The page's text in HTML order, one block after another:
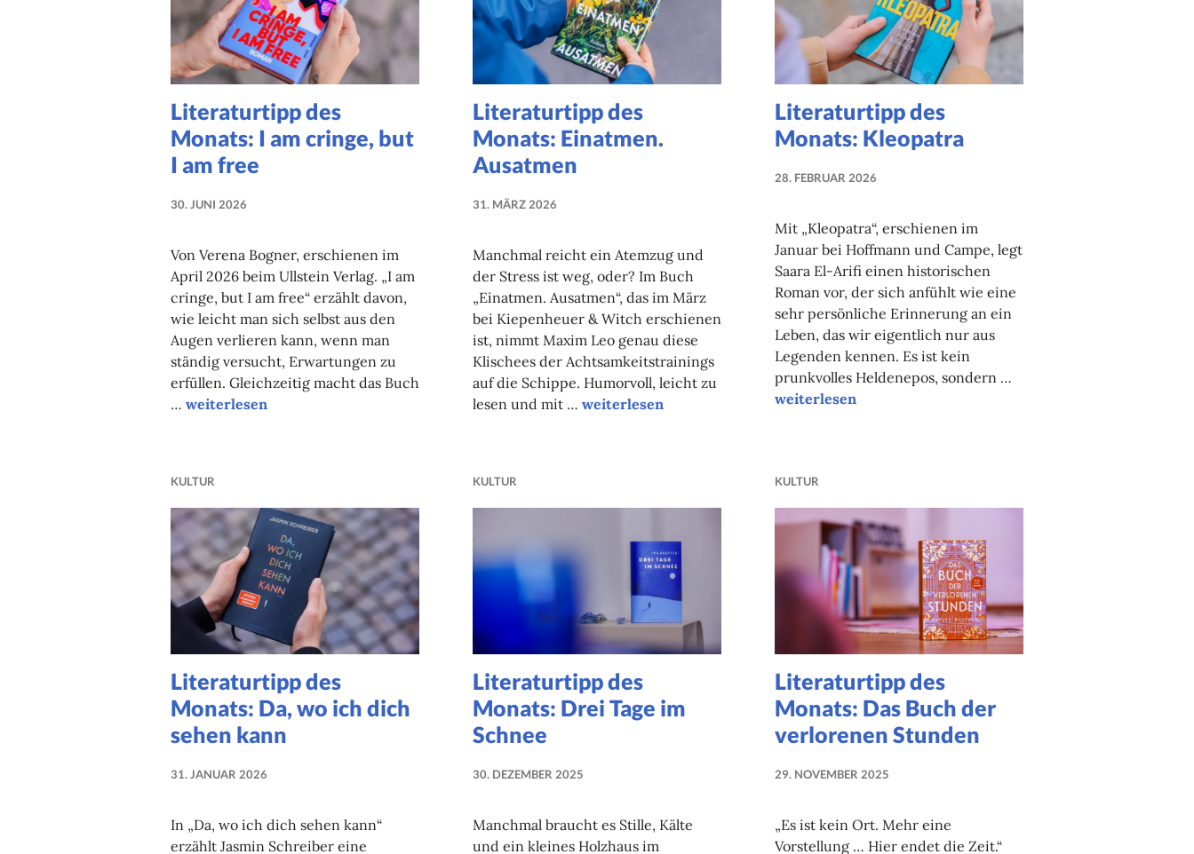
Literaturtipp des
Monats: I am cringe, but
I am free
30. JUNI 2026
Von Verena Bogner, erschienen im
April 2026 beim Ullstein Verlag. „I am
cringe, but I am free“ erzählt davon,
wie leicht man sich selbst aus den
Augen verlieren kann, wenn man
ständig versucht, Erwartungen zu
erfüllen. Gleichzeitig macht das Buch
… Literaturtipp des Monats: I am cringe, but I am free
weiterlesen
Literaturtipp des
Monats: Einatmen.
Ausatmen
31. MÄRZ 2026
Manchmal reicht ein Atemzug und
der Stress ist weg, oder? Im Buch
„Einatmen. Ausatmen“, das im März
bei Kiepenheuer & Witch erschienen
ist, nimmt Maxim Leo genau diese
Klischees der Achtsamkeitstrainings
auf die Schippe. Humorvoll, leicht zu
lesen und mit … Literaturtipp des Monats: Einatmen. Ausatmen
weiterlesen
Literaturtipp des
Monats: Kleopatra
28. FEBRUAR 2026
Mit „Kleopatra“, erschienen im
Januar bei Hoffmann und Campe, legt
Saara El-Arifi einen historischen
Roman vor, der sich anfühlt wie eine
sehr persönliche Erinnerung an ein
Leben, das wir eigentlich nur aus
Legenden kennen. Es ist kein
prunkvolles Heldenepos, sondern …
Literaturtipp des Monats: Kleopatra
weiterlesen
KULTUR
Literaturtipp des
Monats: Da, wo ich dich
sehen kann
31. JANUAR 2026
In „Da, wo ich dich sehen kann“
erzählt Jasmin Schreiber eine
KULTUR
Literaturtipp des
Monats: Drei Tage im
Schnee
30. DEZEMBER 2025
Manchmal braucht es Stille, Kälte
und ein kleines Holzhaus im
KULTUR
Literaturtipp des
Monats: Das Buch der
verlorenen Stunden
29. NOVEMBER 2025
„Es ist kein Ort. Mehr eine
Vorstellung … Hier endet die Zeit.“